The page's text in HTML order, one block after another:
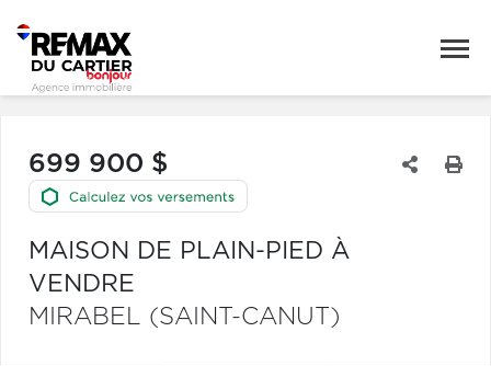
699 900 $
MAISON DE PLAIN-PIED À
VENDRE
MIRABEL (SAINT-CANUT)